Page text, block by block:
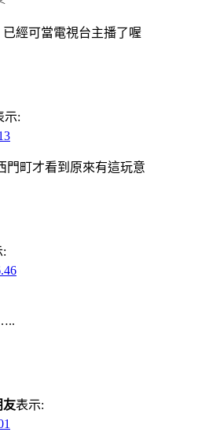
經可當電視台主播了喔
示:
町才看到原來有這玩意
:
友表示: